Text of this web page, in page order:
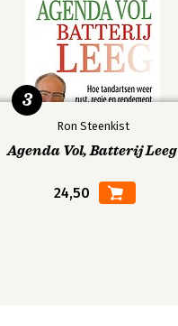
Ron Steenkist
Agenda Vol, Batterij Leeg
24,50
3